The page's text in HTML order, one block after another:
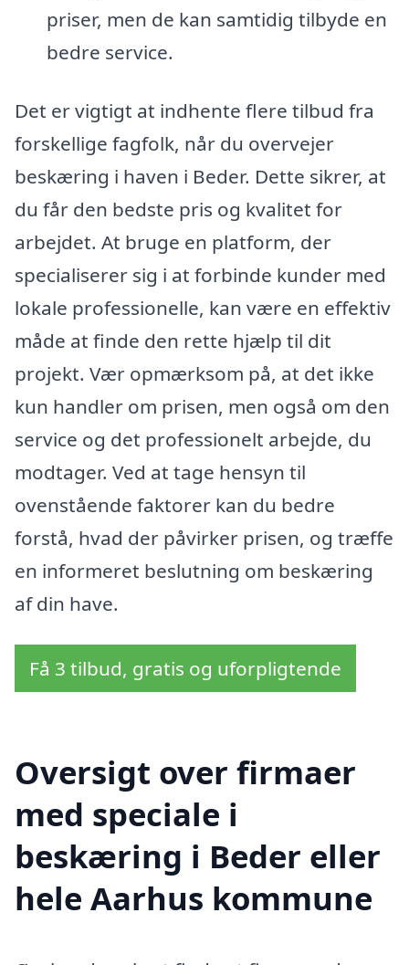
priser, men de kan samtidig tilbyde en
bedre service.
Det er vigtigt at indhente flere tilbud fra
forskellige fagfolk, når du overvejer
beskæring i haven i Beder. Dette sikrer, at
du får den bedste pris og kvalitet for
arbejdet. At bruge en platform, der
specialiserer sig i at forbinde kunder med
lokale professionelle, kan være en effektiv
måde at finde den rette hjælp til dit
projekt. Vær opmærksom på, at det ikke
kun handler om prisen, men også om den
service og det professionelt arbejde, du
modtager. Ved at tage hensyn til
ovenstående faktorer kan du bedre
forstå, hvad der påvirker prisen, og træffe
en informeret beslutning om beskæring
af din have.
Få 3 tilbud, gratis og uforpligtende
Oversigt over firmaer
med speciale i
beskæring i Beder eller
hele Aarhus kommune